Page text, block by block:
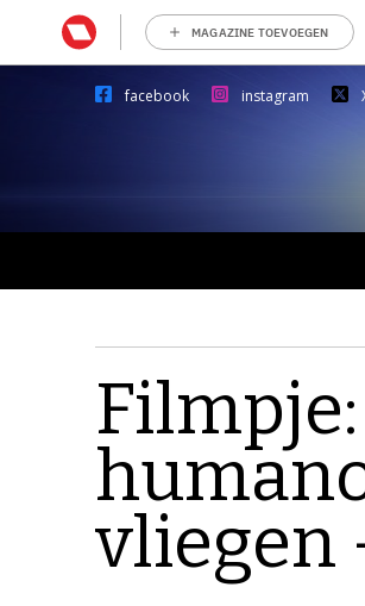
MAGAZINE TOEVOEGEN
facebook instagram
vliegen